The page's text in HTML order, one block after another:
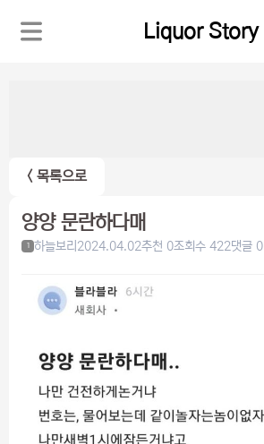
Liquor Story
< 목록으로
양양 문란하다매
1 하늘보리 2024.04.02추천 0조회수 422댓글 0